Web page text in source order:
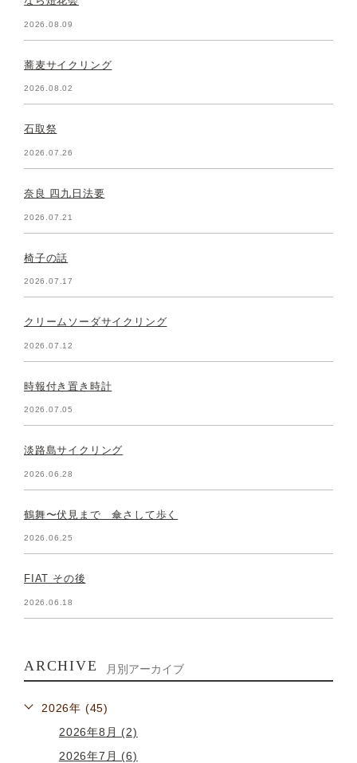
2026.08.09
蕎麦サイクリング
2026.08.02
石取祭
2026.07.26
奈良 四九日法要
2026.07.21
椅子の話
2026.07.17
クリームソーダサイクリング
2026.07.12
時報付き置き時計
2026.07.05
淡路島サイクリング
2026.06.28
鶴舞〜伏見まで 傘さして歩く
2026.06.25
FIAT その後
2026.06.18
ARCHIVE 月別アーカイブ
2026年 (45)
2026年8月 (2)
2026年7月 (6)